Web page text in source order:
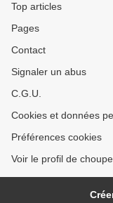
Top articles
Pages
Contact
Signaler un abus
C.G.U.
Cookies et données
Préférences cookies
Voir le profil de